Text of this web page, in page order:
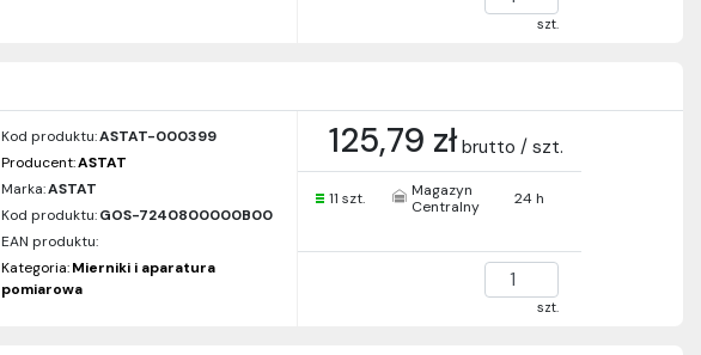
szt.
Kod produktu:ASTAT-000399
Producent:ASTAT
Marka:ASTAT
Kod produktu:GOS-7240800000B00
EAN produktu:
Kategoria:Mierniki i aparatura
pomiarowa
125,79 zł brutto / szt.
11 szt.
Magazyn
Centralny
24 h
szt.